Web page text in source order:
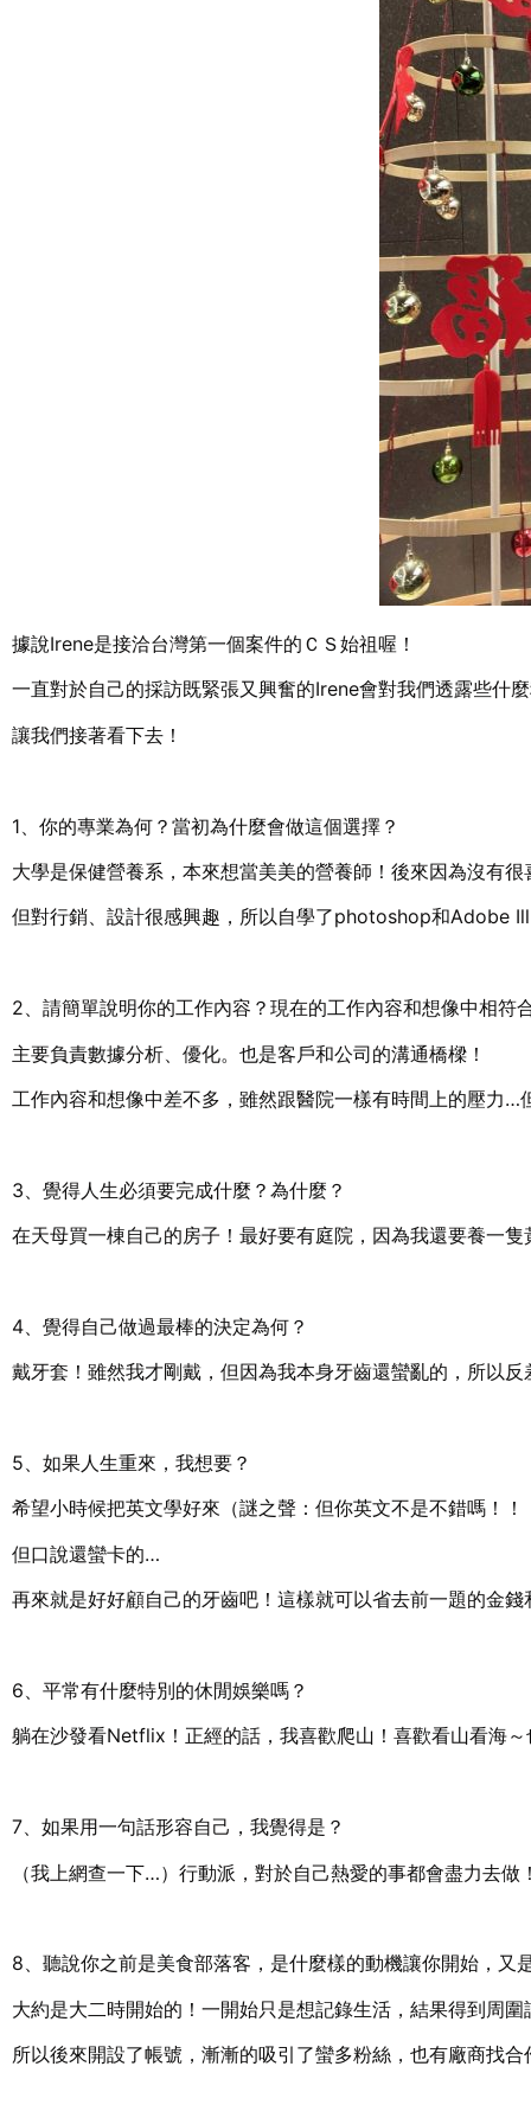
據說Irene是接洽台灣第一個案件的ＣＳ始祖喔！
一直對於自己的採訪既緊張又興奮的Irene會對我們透露些什
讓我們接著看下去！
1、你的專業為何？當初為什麼會做這個選擇？
大學是保健營養系，本來想當美美的營養師！後來因為沒有
但對行銷、設計很感興趣，所以自學了photoshop和Adobe
2、請簡單說明你的工作內容？現在的工作內容和想像中相符
主要負責數據分析、優化。也是客戶和公司的溝通橋樑！
工作內容和想像中差不多，雖然跟醫院一樣有時間上的壓力…
3、覺得人生必須要完成什麼？為什麼？
在天母買一棟自己的房子！最好要有庭院，因為我還要養一
4、覺得自己做過最棒的決定為何？
戴牙套！雖然我才剛戴，但因為我本身牙齒還蠻亂的，所以
5、如果人生重來，我想要？
希望小時候把英文學好來（謎之聲：但你英文不是不錯嗎！！
但口說還蠻卡的…
再來就是好好顧自己的牙齒吧！這樣就可以省去前一題的金
6、平常有什麼特別的休閒娛樂嗎？
躺在沙發看Netflix！正經的話，我喜歡爬山！喜歡看山看海
7、如果用一句話形容自己，我覺得是？
（我上網查一下…）行動派，對於自己熱愛的事都會盡力去做
8、聽說你之前是美食部落客，是什麼樣的動機讓你開始，又
大約是大二時開始的！一開始只是想記錄生活，結果得到周
所以後來開設了帳號，漸漸的吸引了蠻多粉絲，也有廠商找